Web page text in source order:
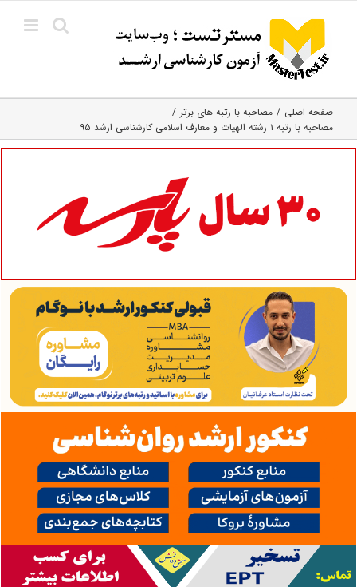
content
صفحه اصلی
مصاحبه با رتبه های برتر
مصاحبه با رتبه ۱ رشته الهیات و معارف اسلامی کارشناسی ارشد ۹۵